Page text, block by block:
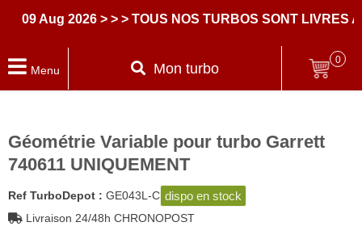
Aug 2026 > > > TOUS NOS TURBOS SONT LIVRES
Menu Mon turbo
0
Géométrie Variable pour turbo Garrett
740611 UNIQUEMENT
Ref TurboDepot : GE043L-C dispo en stock
Livraison 24/48h CHRONOPOST